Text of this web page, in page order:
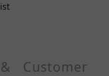
Customer